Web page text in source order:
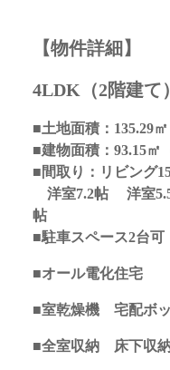
【物件詳細】
4LDK（2階建て）
■土地面積：135.29
■建物面積：93.15㎡
■間取り：リビング
洋室7.2帖 洋室
帖
■駐車スペース2台可
■オール電化住宅
■室乾燥機 宅配ボ
■全室収納 床下収